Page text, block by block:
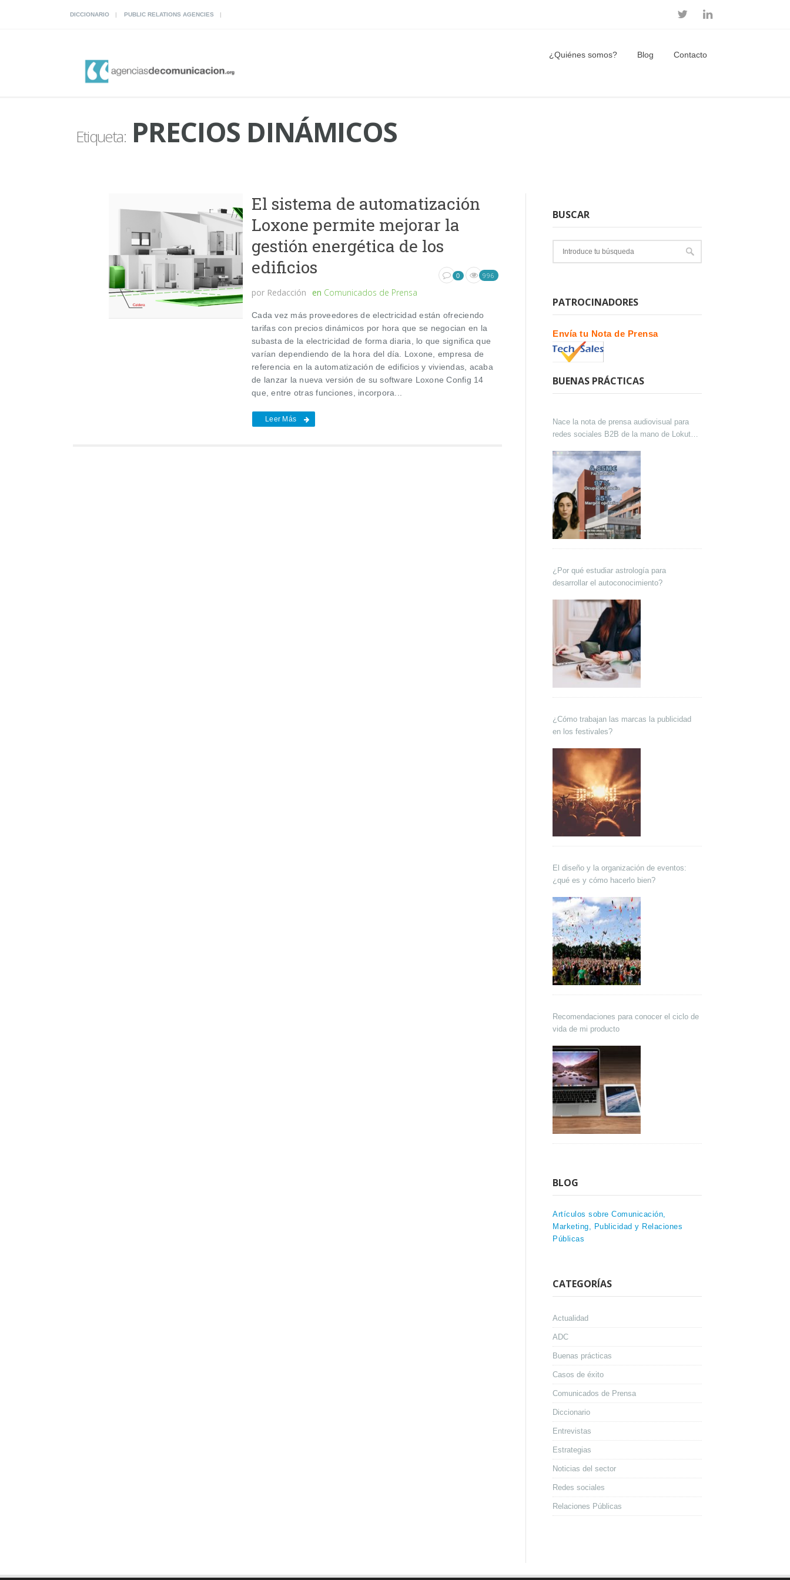
DICCIONARIO PUBLIC RELATIONS AGENCIES
¿Quiénes somos? Blog Contacto
Etiqueta:PRECIOS DINÁMICOS
El sistema de automatización
Loxone permite mejorar la
gestión energética de los
edificios
por Redacción en Comunicados de Prensa
0 996
Cada vez más proveedores de electricidad están ofreciendo
tarifas con precios dinámicos por hora que se negocian en la
subasta de la electricidad de forma diaria, lo que significa que
varían dependiendo de la hora del día. Loxone, empresa de
referencia en la automatización de edificios y viviendas, acaba
de lanzar la nueva versión de su software Loxone Config 14
que, entre otras funciones, incorpora...
Leer Más
BUSCAR
PATROCINADORES
Envía tu Nota de Prensa
BUENAS PRÁCTICAS
Nace la nota de prensa audiovisual para
redes sociales B2B de la mano de Lokutor
¿Por qué estudiar astrología para
desarrollar el autoconocimiento?
¿Cómo trabajan las marcas la publicidad
en los festivales?
El diseño y la organización de eventos:
¿qué es y cómo hacerlo bien?
Recomendaciones para conocer el ciclo de
vida de mi producto
BLOG
Artículos sobre Comunicación,
Marketing, Publicidad y Relaciones
Públicas
CATEGORÍAS
Actualidad
ADC
Buenas prácticas
Casos de éxito
Comunicados de Prensa
Diccionario
Entrevistas
Estrategias
Noticias del sector
Redes sociales
Relaciones Públicas